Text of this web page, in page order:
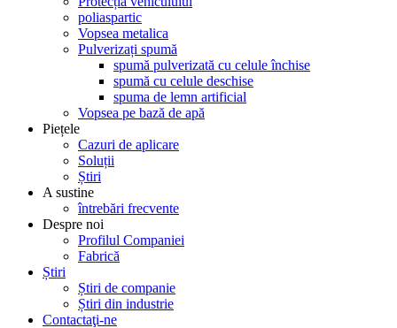
poliaspartic
Vopsea metalica
Pulverizați spumă
spumă pulverizată cu celule închise
spumă cu celule deschise
spuma de lemn artificial
Vopsea pe bază de apă
Piețele
Cazuri de aplicare
Soluții
Știri
A sustine
întrebări frecvente
Despre noi
Profilul Companiei
Fabrică
Știri
Știri de companie
Știri din industrie
Contactaţi-ne